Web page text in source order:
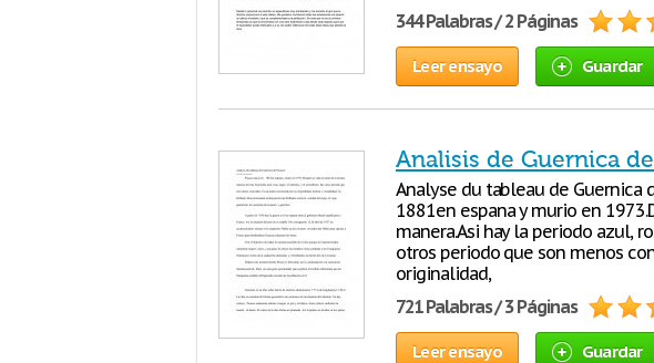
344 Palabras / 2 Páginas
Leer ensayo Guardar
Analisis de Guernica
Analyse du tableau de Guernica
1881en espana y murio en
manera.Asi hay la periodo azul,
otros periodo que son menos
originalidad,
721 Palabras / 3 Páginas
Leer ensayo Guardar